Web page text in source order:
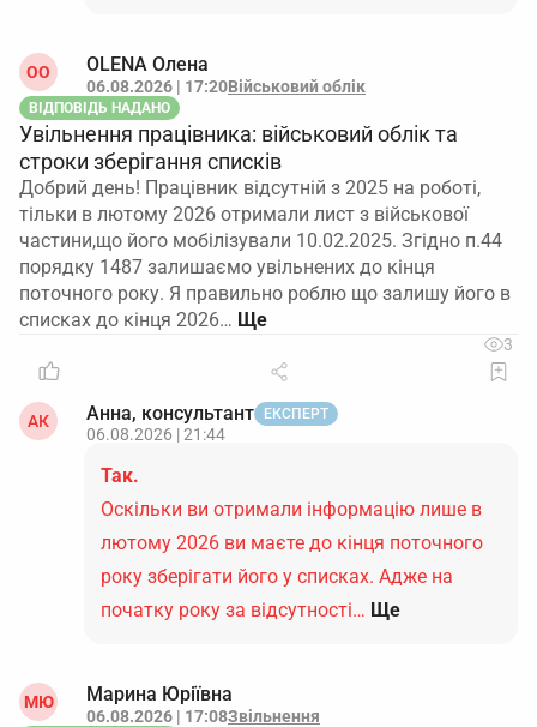
ОO OLENA Олена
06.08.2026 | 17:20Військовий облік
ВІДПОВІДЬ НАДАНО
Увільнення працівника: військовий облік та
строки зберігання списків
Добрий день! Працівник відсутній з 2025 на роботі,
тільки в лютому 2026 отримали лист з військової
частини,що його мобілізували 10.02.2025. Згідно п.44
порядку 1487 залишаємо увільнених до кінця
поточного року. Я правильно роблю що залишу його в
списках до кінця 2026…
3
АК Анна, консультант ЕКСПЕРТ
06.08.2026 | 21:44
Так.
Оскільки ви отримали інформацію лише в
лютому 2026 ви маєте до кінця поточного
року зберігати його у списках. Адже на
початку року за відсутності… Ще
МЮ Марина Юріївна
06.08.2026 | 17:08Звільнення